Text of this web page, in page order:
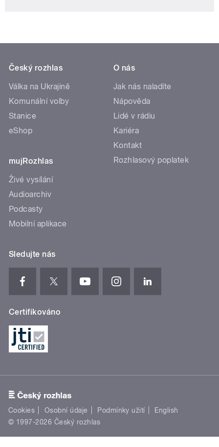
Český rozhlas
Válka na Ukrajině
Komunální volby
Stanice
eShop
mujRozhlas
Živé vysílání
Audioarchiv
Podcasty
Mobilní aplikace
O nás
Jak nás naladíte
Nápověda
Lidé v rádiu
Kariéra
Kontakt
Rozhlasový poplatek
Sledujte nás
Certifikováno
Cookies Osobní údaje Podmínky užití
English
© 1997-2026 Český rozhlas